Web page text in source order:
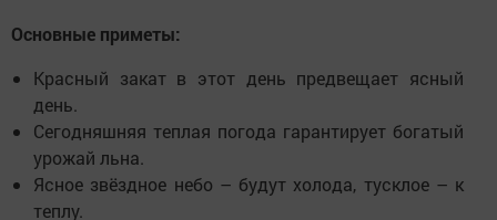
Основные приметы:
Красный закат в этот день предвещает ясный
день.
Сегодняшняя теплая погода гарантирует богатый
урожай льна.
Ясное звёздное небо – будут холода, тусклое – к
теплу.